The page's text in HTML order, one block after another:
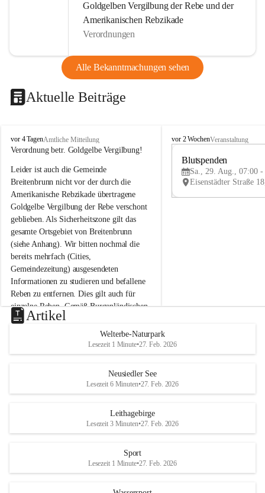
Goldgelben Vergilbung der Rebe und der
Amerikanischen Rebzikade
Verordnungen
Alle Bekanntmachungen sehen
Aktuelle Beiträge
B
r
i
t
e
n
b
r
u
n
n
a
m
N
e
u
s
d
S
vor 4 TagenAmtliche Mitteilung
Verordnung betr. Goldgelbe Vergilbung!
Leider ist auch die Gemeinde
Breitenbrunn nicht vor der durch die
Amerikanische Rebzikade übertragene
Goldgelbe Vergilbung der Rebe verschont
geblieben. Als Sicherheitszone gilt das
gesamte Ortsgebiet von Breitenbrunn
(siehe Anhang). Wir bitten nochmal die
bereits mehrfach (Cities,
Gemeindezeitung) ausgesendeten
Informationen zu studieren und befallene
Reben zu entfernen. Dies gilt auch für
einzelne Reben. Gemäß Burgenländischen
Weinbaugesetz sind nicht gepflegte oder
unzulässige Weingärten zu roden! Bitte
helfen wir zusammen um unsere Winzer
vor den prognostizierten Ernteausfällen
und den daraus folgenden wirtschaftlichen
Maßnahmen zur Bekämpfung
Rebe und der Amerikanischen
Anhang VBl. EU Nr. 18
B
e
u
e
d
r
S
vor 2 WochenVeranstaltung
Blutspenden
Sa., 29. Aug., 07:00 -
Artikel
Welterbe-Naturpark
Lesezeit 1 Minute•27. Feb. 2026
Neusiedler See
Lesezeit 6 Minuten•27. Feb. 2026
Leithagebirge
Lesezeit 3 Minuten•27. Feb. 2026
Sport
Lesezeit 1 Minute•27. Feb. 2026